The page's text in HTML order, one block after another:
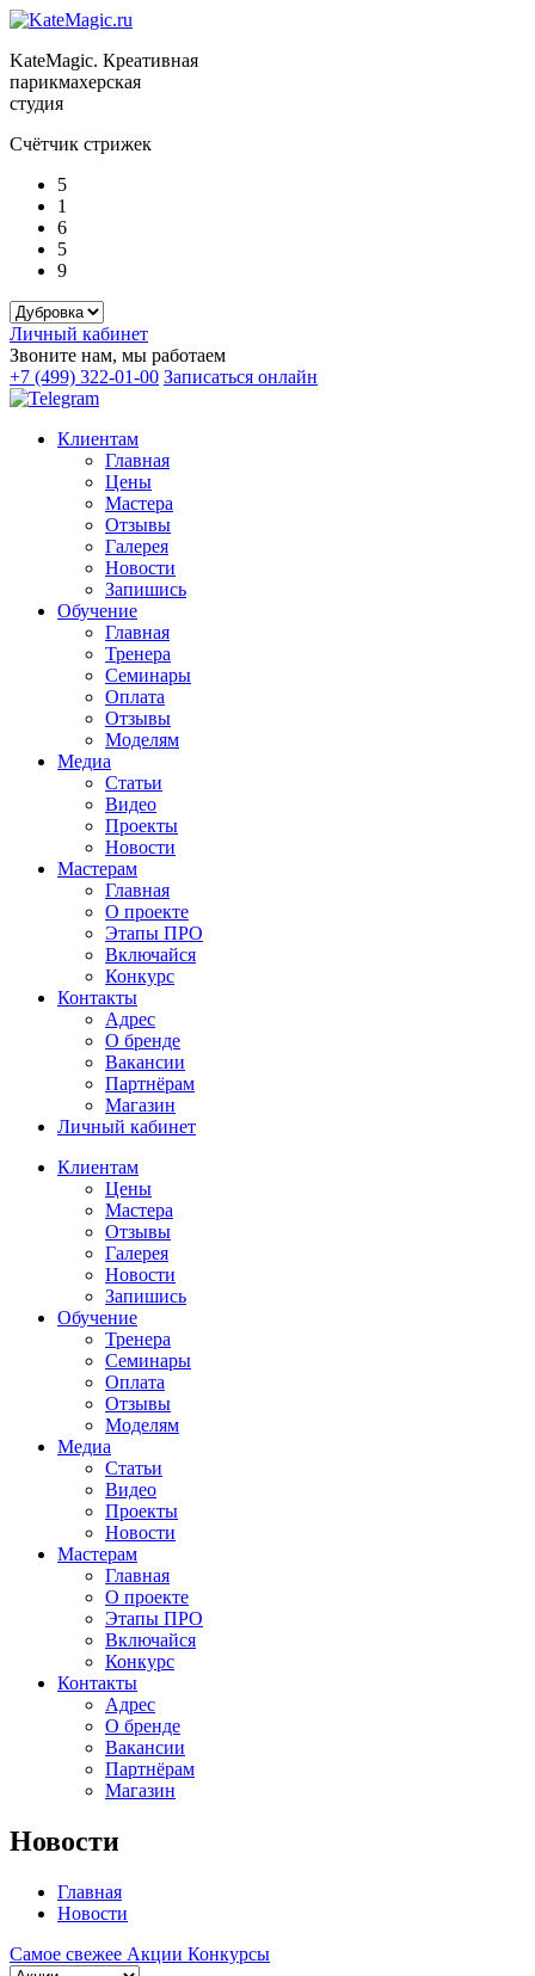
KateMagic. Креативная
парикмахерская
студия
Счётчик стрижек
5
1
6
5
9
Личный кабинет
Звоните нам, мы работаем
+7 (499) 322-01-00 Записаться онлайн
Клиентам
Главная
Цены
Мастера
Отзывы
Галерея
Новости
Запишись
Обучение
Главная
Тренера
Семинары
Оплата
Отзывы
Моделям
Медиа
Статьи
Видео
Проекты
Новости
Мастерам
Главная
О проекте
Этапы ПРО
Включайся
Конкурс
Контакты
Адрес
О бренде
Вакансии
Партнёрам
Магазин
Личный кабинет
Клиентам
Цены
Мастера
Отзывы
Галерея
Новости
Запишись
Обучение
Тренера
Семинары
Оплата
Отзывы
Моделям
Медиа
Статьи
Видео
Проекты
Новости
Мастерам
Главная
О проекте
Этапы ПРО
Включайся
Конкурс
Контакты
Адрес
О бренде
Вакансии
Партнёрам
Магазин
Новости
Главная
Новости
Самое свежее Акции Конкурсы